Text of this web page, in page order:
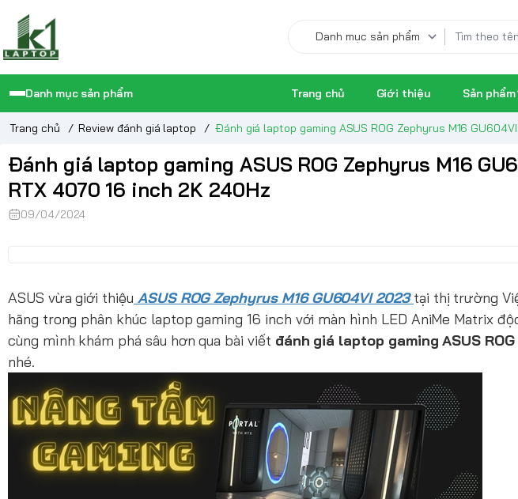
Danh mục sản phẩm Trang chủ Giới thiệu Sản phẩm
Trang chủ / Review đánh giá laptop / Đánh giá laptop gaming ASUS ROG Zephyrus M16
Đánh giá laptop gaming ASUS ROG Zephyrus M16
RTX 4070 16 inch 2K 240Hz
09/04/2024
ASUS vừa giới thiệu ASUS ROG Zephyrus M16 GU604VI 2023tại thị trường
hãng trong phân khúc laptop gaming 16 inch với màn hình LED AniMe Matrix
cùng mình khám phá sâu hơn qua bài viết đánh giá laptop gaming ASUS
nhé.